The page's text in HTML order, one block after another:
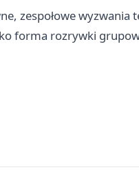
zespołowe wyzwania
forma rozrywki